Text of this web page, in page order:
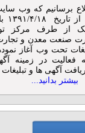
برسانیم که وب
از طرف مرکز
صنعت معدن و
تحت وب آغاز
فعالیت در زمینه
دریافت آگهی ها و
بیشتر بدانید...